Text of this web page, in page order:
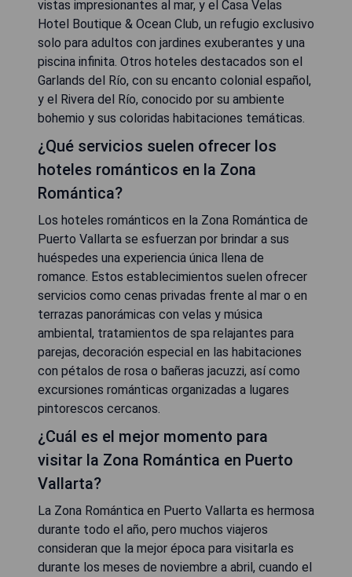
vistas impresionantes al mar, y el Casa Velas
Hotel Boutique & Ocean Club, un refugio exclusivo
solo para adultos con jardines exuberantes y una
piscina infinita. Otros hoteles destacados son el
Garlands del Río, con su encanto colonial español,
y el Rivera del Río, conocido por su ambiente
bohemio y sus coloridas habitaciones temáticas.
¿Qué servicios suelen ofrecer los
hoteles románticos en la Zona
Romántica?
Los hoteles románticos en la Zona Romántica de
Puerto Vallarta se esfuerzan por brindar a sus
huéspedes una experiencia única llena de
romance. Estos establecimientos suelen ofrecer
servicios como cenas privadas frente al mar o en
terrazas panorámicas con velas y música
ambiental, tratamientos de spa relajantes para
parejas, decoración especial en las habitaciones
con pétalos de rosa o bañeras jacuzzi, así como
excursiones románticas organizadas a lugares
pintorescos cercanos.
¿Cuál es el mejor momento para
visitar la Zona Romántica en Puerto
Vallarta?
La Zona Romántica en Puerto Vallarta es hermosa
durante todo el año, pero muchos viajeros
consideran que la mejor época para visitarla es
durante los meses de noviembre a abril, cuando el